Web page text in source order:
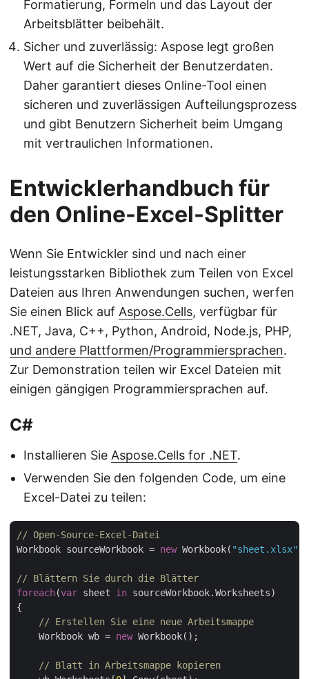
Formatierung, Formeln und das Layout der
Arbeitsblätter beibehält.
Sicher und zuverlässig: Aspose legt großen
Wert auf die Sicherheit der Benutzerdaten.
Daher garantiert dieses Online-Tool einen
sicheren und zuverlässigen Aufteilungsprozess
und gibt Benutzern Sicherheit beim Umgang
mit vertraulichen Informationen.
Entwicklerhandbuch für
den Online-Excel-Splitter
Wenn Sie Entwickler sind und nach einer
leistungsstarken Bibliothek zum Teilen von Excel
Dateien aus Ihren Anwendungen suchen, werfen
Sie einen Blick auf Aspose.Cells, verfügbar für
.NET, Java, C++, Python, Android, Node.js, PHP,
und andere Plattformen/Programmiersprachen.
Zur Demonstration teilen wir Excel Dateien mit
einigen gängigen Programmiersprachen auf.
C#
Installieren Sie Aspose.Cells for .NET.
Verwenden Sie den folgenden Code, um eine
Excel-Datei zu teilen:
// Open-Source-Excel-Datei
Workbook sourceWorkbook = new Workbook( "sheet.xlsx"
// Blättern Sie durch die Blätter
foreach(var sheet in sourceWorkbook.Worksheets)
{
// Erstellen Sie eine neue Arbeitsmappe
    Workbook wb =
new Workbook();
// Blatt in Arbeitsmappe kopieren